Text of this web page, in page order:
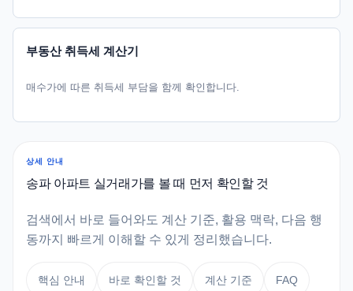
부동산 취득세 계산기
매수가에 따른 취득세 부담을 함께 확인합니다.
상세 안내
송파 아파트 실거래가를 볼 때 먼저 확인할 것
검색에서 바로 들어와도 계산 기준, 활용 맥락, 다음 행
동까지 빠르게 이해할 수 있게 정리했습니다.
핵심 안내 바로 확인할 것 계산 기준 FAQ